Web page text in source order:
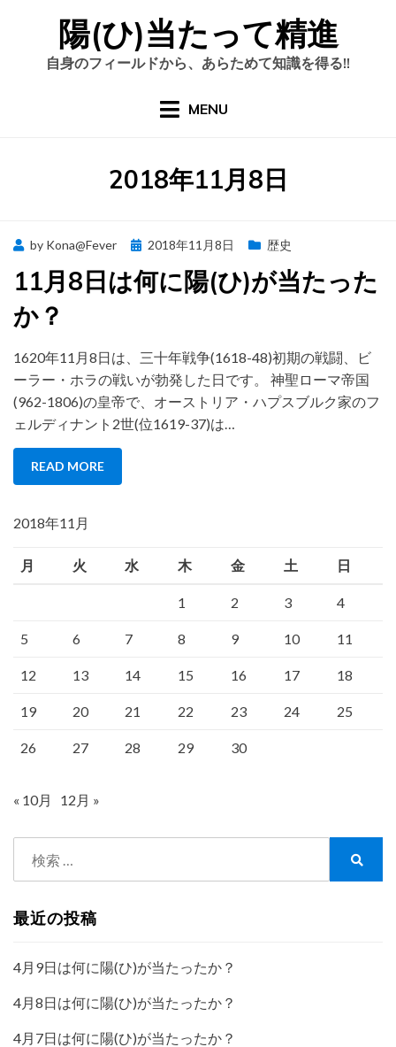
陽(ひ)当たって精進
自身のフィールドから、あらためて知識を得る!!
MENU
日
:
2018年11月8日
by Kona@Fever
Posted
2018年11月8日 歴史
11月8日は何に陽(ひ)が当たった
か？
1620年11月8日は、三十年戦争(1618-48)初期の戦闘、ビ
ーラー・ホラの戦いが勃発した日です。 神聖ローマ帝国
(962-1806)の皇帝で、オーストリア・ハプスブルク家のフ
ェルディナント2世(位1619-37)は…
READ MORE
2018年11月
月 火 水 木 金 土 日
1 2 3 4
5 6 7 8 9 10 11
12 13 14 15 16 17 18
19 20 21 22 23 24 25
26 27 28 29 30
« 10月 12月 »
最近の投稿
4月9日は何に陽(ひ)が当たったか？
4月8日は何に陽(ひ)が当たったか？
4月7日は何に陽(ひ)が当たったか？